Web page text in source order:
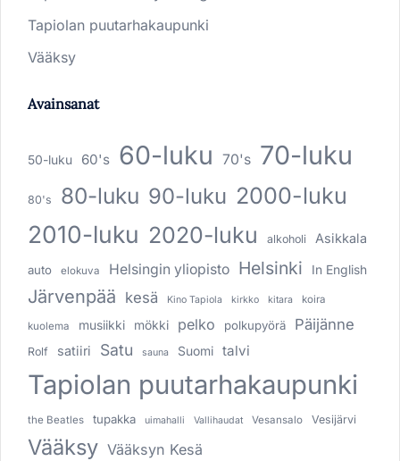
Tapiolan puutarhakaupunki
Vääksy
Avainsanat
50-luku 60's 60-luku 70's 70-luku
80's 80-luku 90-luku 2000-luku
2010-luku 2020-luku alkoholi Asikkala
auto elokuva Helsingin yliopisto Helsinki In English
Järvenpää kesä Kino Tapiola kirkko kitara koira
kuolema musiikki mökki pelko polkupyörä Päijänne
Rolf satiiri Satu sauna Suomi talvi
Tapiolan puutarhakaupunki
the Beatles tupakka uimahalli Vallihaudat Vesansalo Vesijärvi
Vääksy Vääksyn Kesä